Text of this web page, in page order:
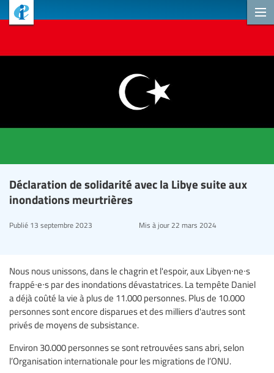
Déclaration de solidarité avec la Libye suite aux
inondations meurtrières
Publié 13 septembre 2023 Mis à jour22 mars 2024
Nous nous unissons, dans le chagrin et l'espoir, aux Libyen∙ne∙s
frappé∙e∙s par des inondations dévastatrices. La tempête Daniel
a déjà coûté la vie à plus de 11.000 personnes. Plus de 10.000
personnes sont encore disparues et des milliers d'autres sont
privés de moyens de subsistance.
Environ 30.000 personnes se sont retrouvées sans abri, selon
l’Organisation internationale pour les migrations de l’ONU.